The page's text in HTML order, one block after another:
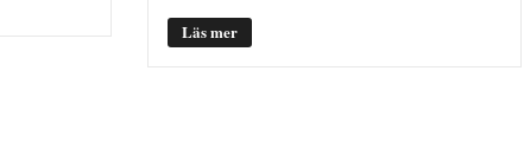
Läs mer